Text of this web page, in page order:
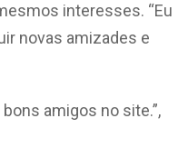
interesses. “Eu
novas amizades e
amigos no site.”,